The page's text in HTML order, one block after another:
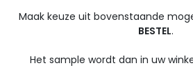
Maak keuze uit bovenstaande
BESTEL.
Het sample wordt dan in uw